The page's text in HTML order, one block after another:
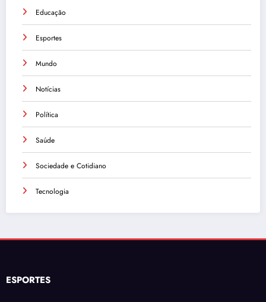
Educação
Esportes
Mundo
Notícias
Política
Saúde
Sociedade e Cotidiano
Tecnologia
ESPORTES